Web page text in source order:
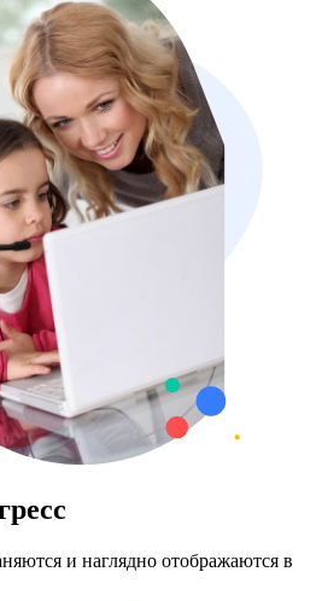
и наглядно отображаются в